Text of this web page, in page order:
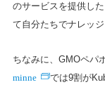
のサービスを提供し
て自分たちでナレッ
ちなみに、GMOペパ
minne
では9割が